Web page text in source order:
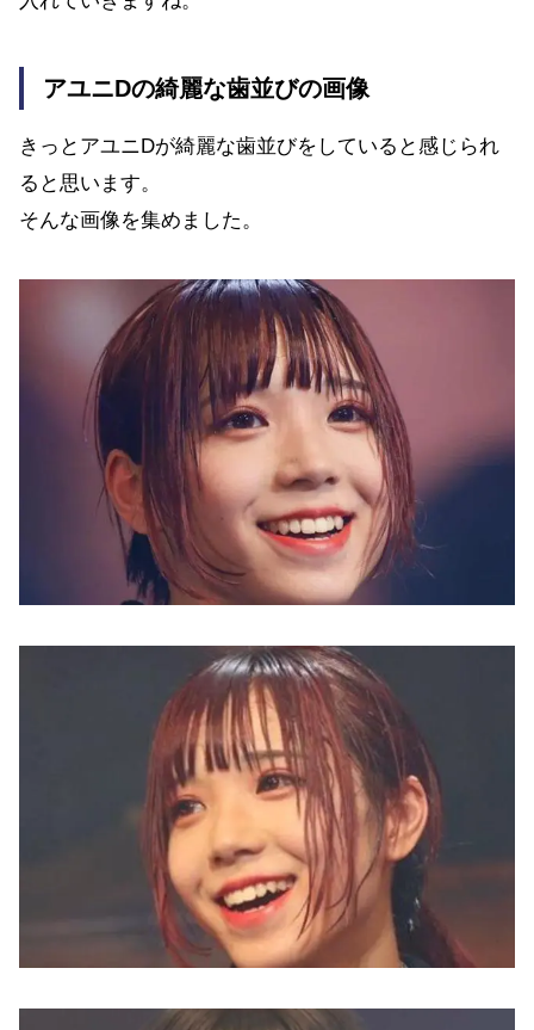
アユニDの綺麗な歯並びの画像
きっとアユニDが綺麗な歯並びをしていると感じられ
ると思います。
そんな画像を集めました。